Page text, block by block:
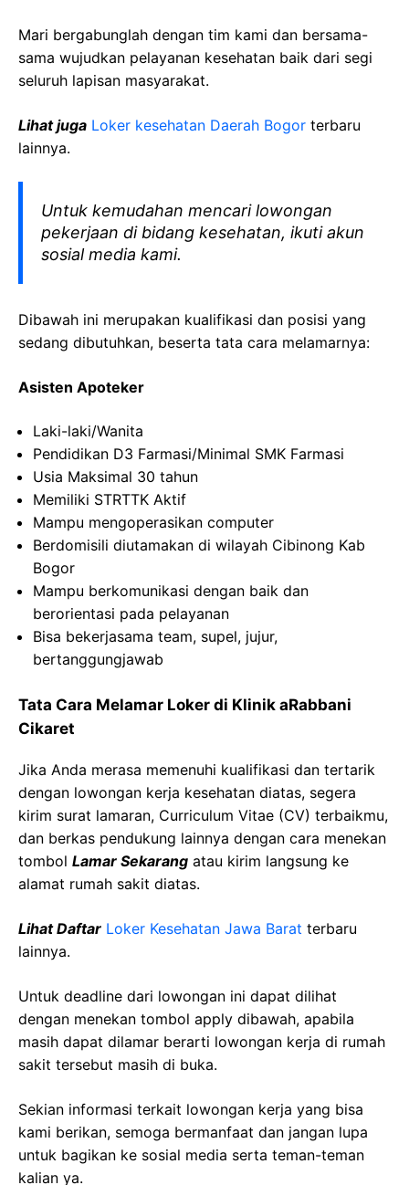
Mari bergabunglah dengan tim kami dan bersama-
sama wujudkan pelayanan kesehatan baik dari segi
seluruh lapisan masyarakat.
Lihat juga Loker kesehatan Daerah Bogor terbaru
lainnya.
Untuk kemudahan mencari lowongan
pekerjaan di bidang kesehatan, ikuti akun
sosial media kami.
Dibawah ini merupakan kualifikasi dan posisi yang
sedang dibutuhkan, beserta tata cara melamarnya:
Asisten Apoteker
Laki-laki/Wanita
Pendidikan D3 Farmasi/Minimal SMK Farmasi
Usia Maksimal 30 tahun
Memiliki STRTTK Aktif
Mampu mengoperasikan computer
Berdomisili diutamakan di wilayah Cibinong Kab
Bogor
Mampu berkomunikasi dengan baik dan
berorientasi pada pelayanan
Bisa bekerjasama team, supel, jujur,
bertanggungjawab
Tata Cara Melamar Loker di Klinik aRabbani
Cikaret
Jika Anda merasa memenuhi kualifikasi dan tertarik
dengan lowongan kerja kesehatan diatas, segera
kirim surat lamaran, Curriculum Vitae (CV) terbaikmu,
dan berkas pendukung lainnya dengan cara menekan
tombol Lamar Sekarang atau kirim langsung ke
alamat rumah sakit diatas.
Lihat Daftar Loker Kesehatan Jawa Barat terbaru
lainnya.
Untuk deadline dari lowongan ini dapat dilihat
dengan menekan tombol apply dibawah, apabila
masih dapat dilamar berarti lowongan kerja di rumah
sakit tersebut masih di buka.
Sekian informasi terkait lowongan kerja yang bisa
kami berikan, semoga bermanfaat dan jangan lupa
untuk bagikan ke sosial media serta teman-teman
kalian ya.